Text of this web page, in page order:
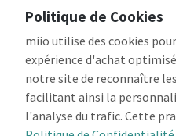
Legal
Politique de
Confidentialité
Conditions Générales
Politique de Cookies
miio utilise des cookies
expérience d'achat
notre site de reconnaître
facilitant ainsi la
l'analyse du trafic. Cette